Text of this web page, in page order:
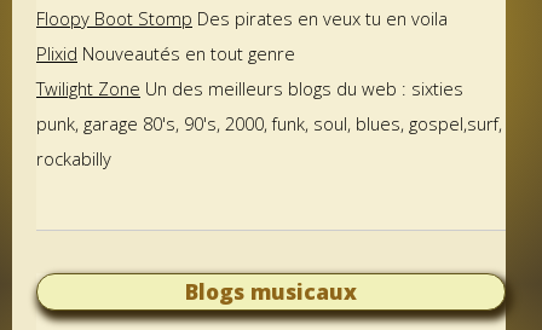
Floopy Boot Stomp Des pirates en veux tu en voila
Plixid Nouveautés en tout genre
Twilight Zone Un des meilleurs blogs du web : sixties
punk, garage 80's, 90's, 2000, funk, soul, blues, gospel,surf,
rockabilly
Blogs musicaux